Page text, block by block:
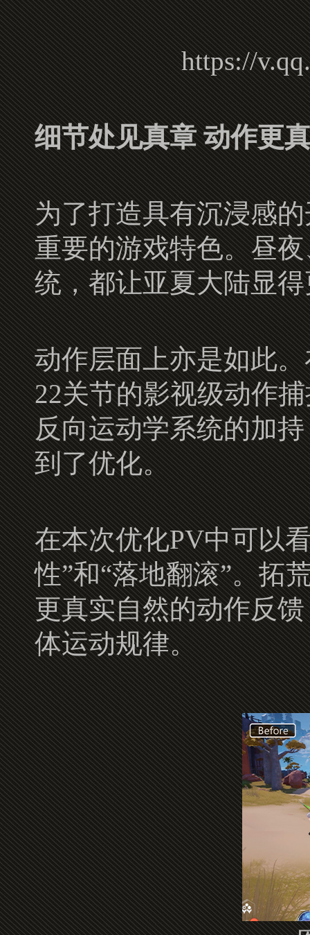
https://
细节处见真章 动作更
为了打造具有沉浸感
重要的游戏特色。昼
统，都让亚夏大陆显
动作层面上亦是如此
22关节的影视级动作
反向运动学系统的加
到了优化。
在本次优化PV中可以
性”和“落地翻滚”。拓
更真实自然的动作反
体运动规律。